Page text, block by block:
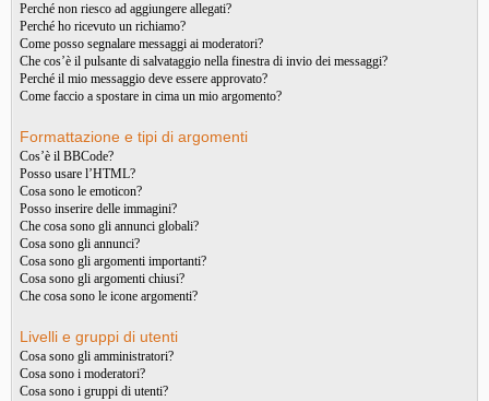
Perché non riesco ad aggiungere allegati?
Perché ho ricevuto un richiamo?
Come posso segnalare messaggi ai moderatori?
Che cos’è il pulsante di salvataggio nella finestra di invio dei messaggi?
Perché il mio messaggio deve essere approvato?
Come faccio a spostare in cima un mio argomento?
Formattazione e tipi di argomenti
Cos’è il BBCode?
Posso usare l’HTML?
Cosa sono le emoticon?
Posso inserire delle immagini?
Che cosa sono gli annunci globali?
Cosa sono gli annunci?
Cosa sono gli argomenti importanti?
Cosa sono gli argomenti chiusi?
Che cosa sono le icone argomenti?
Livelli e gruppi di utenti
Cosa sono gli amministratori?
Cosa sono i moderatori?
Cosa sono i gruppi di utenti?